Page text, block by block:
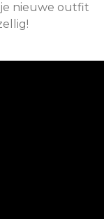
je nieuwe outfit